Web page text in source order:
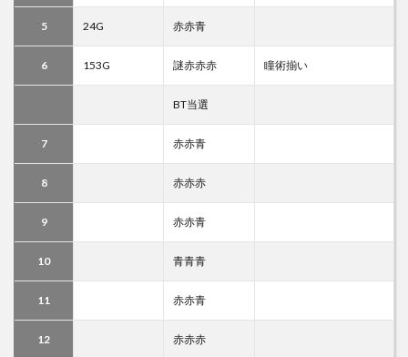
5 24G 赤赤青
6 153G 謎赤赤赤 瞳術揃い
BT当選
7 赤赤青
8 赤赤赤
9 赤赤青
10 青青青
11 赤赤青
12 赤赤赤